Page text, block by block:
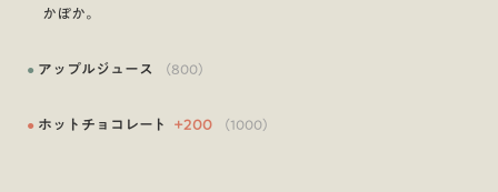
かぽか。
● アップルジュース （800）
● ホットチョコレート +200 （1000）